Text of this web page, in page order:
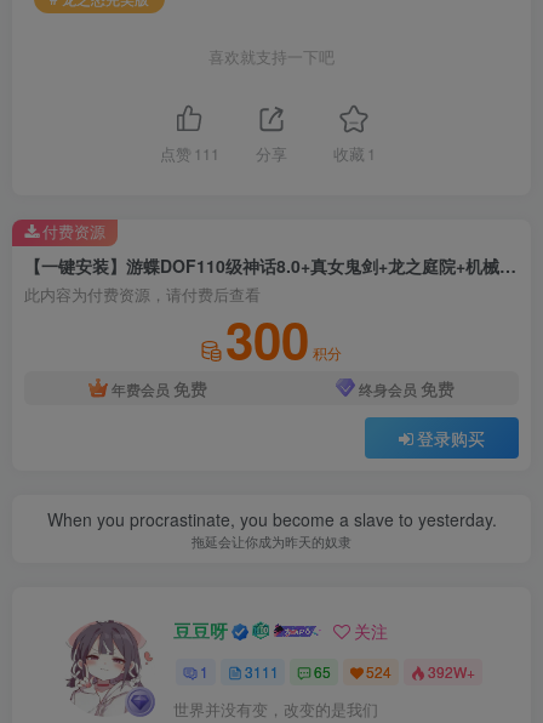
喜欢就支持一下吧
点赞 111 分享 收藏 1
【一键安装】游蝶DOF110级神话8.0+真女鬼剑+龙之庭院+机械七战神实验室+龙之怒完美版+GM工具+视频教程+详细攻略+大量更新
此内容为付费资源，请付费后查看
300 积分
年费会员 免费 终身会员 免费
登录购买
付费资源
When you procrastinate, you become a slave to yesterday.
拖延会让你成为昨天的奴隶
豆豆呀 关注
1 3111 65 524 392W+
世界并没有变，改变的是我们